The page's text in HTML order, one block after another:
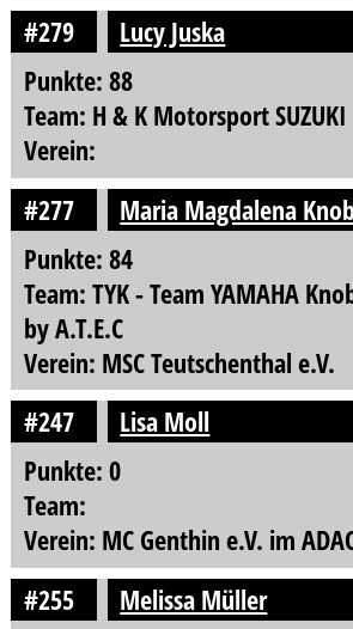
#279
Lucy Juska
Punkte: 88
Team: H & K Motorsport SUZUKI
Verein:
#277
Maria Magdalena
Punkte: 84
Team: TYK - Team YAMAHA
by A.T.E.C
Verein: MSC Teutschenthal e.V.
#247
Lisa Moll
Punkte: 0
Team:
Verein: MC Genthin e.V. im
#255
Melissa Müller